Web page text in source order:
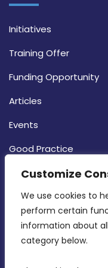
Customize
We use cookies to
perform certain
information about
category below.
Initiatives
Training Offer
Funding Opportunity
Articles
Events
Good Practice
Strategy
CONTACT INFO
MDIA, Twenty20